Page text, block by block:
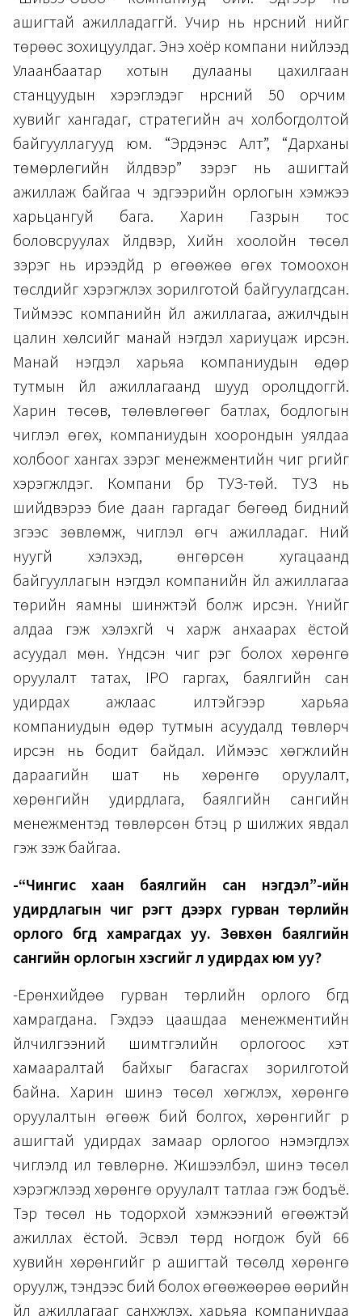
ашигтай ажилладаггүй. Учир нь нүүрсний үнийг
төрөөс зохицуулдаг. Энэ хоёр компани нийлээд
Улаанбаатар хотын дулааны цахилгаан
станцуудын хэрэглэдэг нүүрсний 50 орчим
хувийг хангадаг, стратегийн ач холбогдолтой
байгууллагууд юм. “Эрдэнэс Алт”, “Дарханы
төмөрлөгийн үйлдвэр” зэрэг нь ашигтай
ажиллаж байгаа ч эдгээрийн орлогын хэмжээ
харьцангуй бага. Харин Газрын тос
боловсруулах үйлдвэр, Хийн хоолойн төсөл
зэрэг нь ирээдүйд үр өгөөжөө өгөх томоохон
төслүүдийг хэрэгжүүлэх зорилготой байгуулагдсан.
Тиймээс компанийн үйл ажиллагаа, ажилчдын
цалин хөлсийг манай нэгдэл хариуцаж ирсэн.
Манай нэгдэл харьяа компаниудын өдөр
тутмын үйл ажиллагаанд шууд оролцдоггүй.
Харин төсөв, төлөвлөгөөг батлах, бодлогын
чиглэл өгөх, компаниудын хоорондын уялдаа
холбоог хангах зэрэг менежментийн чиг үүргийг
хэрэгжүүлдэг. Компани бүр ТУЗ-төй. ТУЗ нь
шийдвэрээ бие даан гаргадаг бөгөөд бидний
зүгээс зөвлөмж, чиглэл өгч ажилладаг. Ний
нуугүй хэлэхэд, өнгөрсөн хугацаанд
байгууллагын нэгдэл компанийн үйл ажиллагаа
төрийн яамны шинжтэй болж ирсэн. Үүнийг
алдаа гэж хэлэхгүй ч харж анхаарах ёстой
асуудал мөн. Үндсэн чиг үүрэг болох хөрөнгө
оруулалт татах, IPO гаргах, баялгийн сан
удирдах ажлаас илүүтэйгээр харьяа
компаниудын өдөр тутмын асуудалд төвлөрч
ирсэн нь бодит байдал. Иймээс хөгжлийн
дараагийн шат нь хөрөнгө оруулалт,
хөрөнгийн удирдлага, баялгийн сангийн
менежментэд төвлөрсөн бүтэц рүү шилжих явдал
гэж үзэж байгаа.
-“Чингис хаан баялгийн сан нэгдэл”-ийн
удирдлагын чиг үүрэгт дээрх гурван төрлийн
орлого бүгд хамрагдах уу. Зөвхөн баялгийн
сангийн орлогын хэсгийг л удирдах юм уу?
-Ерөнхийдөө гурван төрлийн орлого бүгд
хамрагдана. Гэхдээ цаашдаа менежментийн
үйлчилгээний шимтгэлийн орлогоос хэт
хамааралтай байхыг багасгах зорилготой
байна. Харин шинэ төсөл хөгжүүлэх, хөрөнгө
оруулалтын өгөөж бий болгох, хөрөнгийг үр
ашигтай удирдах замаар орлогоо нэмэгдүүлэх
чиглэлд илүү төвлөрнө. Жишээлбэл, шинэ төсөл
хэрэгжүүлээд хөрөнгө оруулалт татлаа гэж бодъё.
Тэр төсөл нь тодорхой хэмжээний өгөөжтэй
ажиллах ёстой. Эсвэл төрд ногдож буй 66
хувийн хөрөнгийг үр ашигтай төсөлд хөрөнгө
оруулж, тэндээс бий болох өгөөжөөрөө өөрийн
үйл ажиллагааг санхүүжүүлэх, харьяа компаниудаа